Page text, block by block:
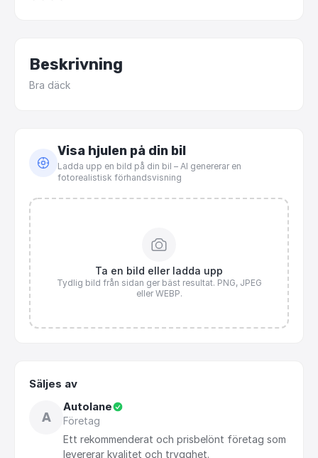
Beskrivning
Bra däck
Visa hjulen på din bil
Ladda upp en bild på din bil – AI genererar en
fotorealistisk förhandsvisning
Ta en bild eller ladda upp
Tydlig bild från sidan ger bäst resultat. PNG, JPEG
eller WEBP.
Säljes av
A
Autolane
Företag
Ett rekommenderat och prisbelönt företag som
levererar kvalitet och trygghet.